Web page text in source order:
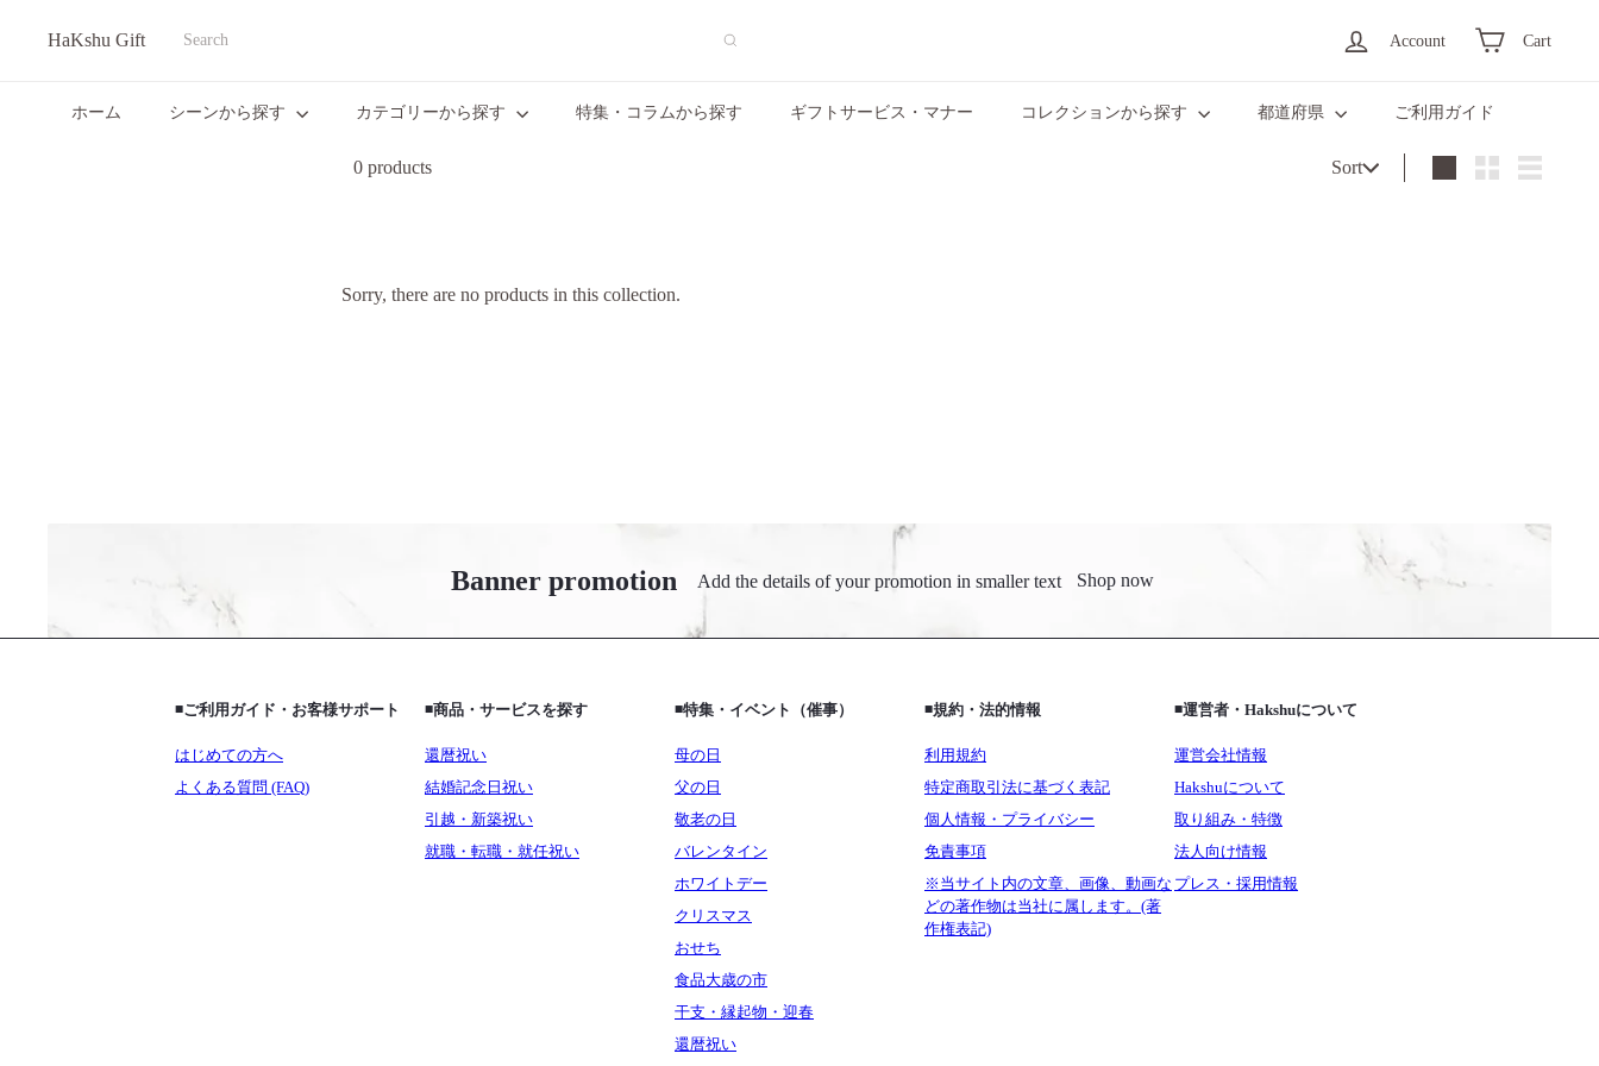
missing:HaKshu Gift Search Account Cart
ホーム シーンから探す カテゴリーから探す 特集・コラムから探す ギフトサービス・マナー コレクションから探す 都道府県 ご利用ガイド
0 products Sort
Sort
Sorry, there are no products in this collection.
Banner promotion Add the details of your promotion in smaller text Shop now
◾️ご利用ガイド・お客様サポート
はじめての方へ
よくある質問 (FAQ)
◾️商品・サービスを探す
還暦祝い
結婚記念日祝い
引越・新築祝い
就職・転職・就任祝い
◾️特集・イベント（催事）
母の日
父の日
敬老の日
バレンタイン
ホワイトデー
クリスマス
おせち
食品大歳の市
干支・縁起物・迎春
還暦祝い
◾️規約・法的情報
利用規約
特定商取引法に基づく表記
個人情報・プライバシー
免責事項
※当サイト内の文章、画像、動画な
どの著作物は当社に属します。(著
作権表記)
◾️運営者・Hakshuについて
運営会社情報
Hakshuについて
取り組み・特徴
法人向け情報
プレス・採用情報